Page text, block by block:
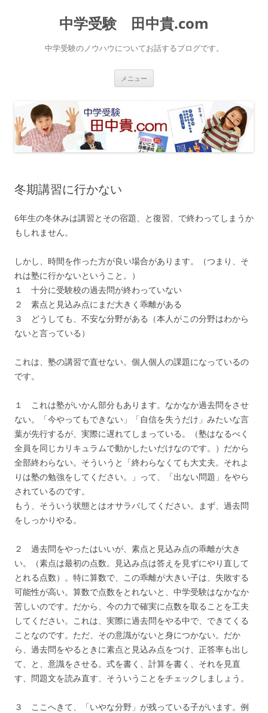
中学受験 田中貴.com
中学受験のノウハウについてお話するブログです。
メニュー
ス
キ
ッ
プ
冬期講習に行かない
6年生の冬休みは講習とその宿題、と復習、で終わってしまうか
もしれません。
しかし、時間を作った方が良い場合があります。（つまり、そ
れは塾に行かないということ。）
１ 十分に受験校の過去問が終わっていない
２ 素点と見込み点にまだ大きく乖離がある
３ どうしても、不安な分野がある（本人がこの分野はわから
ないと言っている）
これは、塾の講習で直せない。個人個人の課題になっているの
です。
１ これは塾がいかん部分もあります。なかなか過去問をさせ
ない。「今やってもできない」「自信を失うだけ」みたいな言
葉が先行するが、実際に遅れてしまっている。（塾はなるべく
全員を同じカリキュラムで動かしたいだけなのです。）だから
全部終わらない。そういうと「終わらなくても大丈夫。それよ
りは塾の勉強をしてください。」って、「出ない問題」をやら
されているのです。
もう、そういう状態とはオサラバしてください。まず、過去問
をしっかりやる。
２ 過去問をやったはいいが、素点と見込み点の乖離が大き
い。（素点は最初の点数。見込み点は答えを見ずにやり直して
とれる点数）。特に算数で、この乖離が大きい子は、失敗する
可能性が高い。算数で点数をとれないと、中学受験はなかなか
苦しいのです。だから、今の力で確実に点数を取ることを工夫
してください。これは、実際に過去問をやる中で、できてくる
ことなのです。ただ、その意識がないと身につかない。だか
ら、過去問をやるときに素点と見込み点をつけ、正答率も出し
て、と、意識をさせる。式を書く、計算を書く、それを見直
す、問題文を読み直す、そういうことをチェックしましょう。
３ ここへきて、「いやな分野」が残っている子がいます。例